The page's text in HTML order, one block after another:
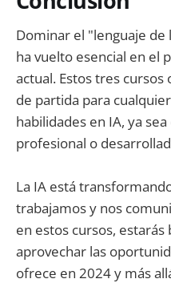
Dominar el "lenguaje
ha vuelto esencial en el
actual. Estos tres
de partida para
habilidades en IA, ya
profesional o
La IA está
trabajamos y nos
en estos cursos,
aprovechar las
ofrece en 2024 y más